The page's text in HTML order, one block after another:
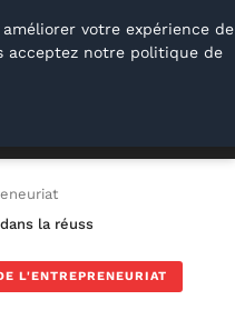
la réussite d’une entreprise
L'ENTREPRENEURIAT
votre expérience de
acceptez notre politique de